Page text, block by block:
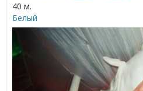
40 м.
Белый